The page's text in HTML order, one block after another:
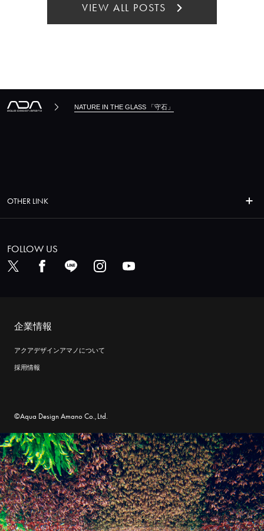
VIEW ALL POSTS
NATURE IN THE GLASS 「守石」
OTHER LINK
FOLLOW US
企業情報
アクアデザインアマノについて
採用情報
©Aqua Design Amano Co.,Ltd.